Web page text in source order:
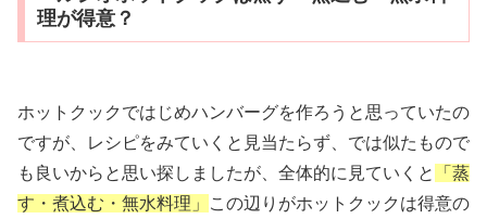
理が得意？
ホットクックではじめハンバーグを作ろうと思っていたの
ですが、レシピをみていくと見当たらず、では似たもので
も良いからと思い探しましたが、全体的に見ていくと
「蒸
す・煮込む・無水料理」
この辺りがホットクックは得意の